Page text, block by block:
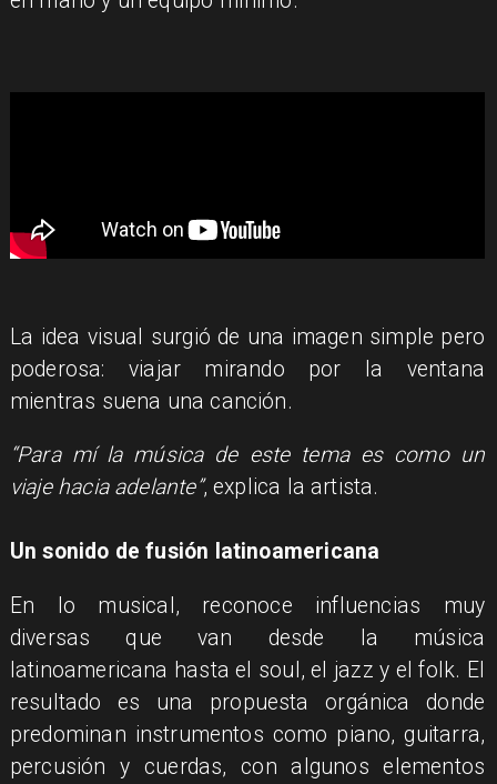
La idea visual surgió de una imagen simple pero
poderosa: viajar mirando por la ventana
mientras suena una canción.
“Para mí la música de este tema es como un
viaje hacia adelante”, explica la artista.
Un sonido de fusión latinoamericana
En lo musical, reconoce influencias muy
diversas que van desde la música
latinoamericana hasta el soul, el jazz y el folk. El
resultado es una propuesta orgánica donde
predominan instrumentos como piano, guitarra,
percusión y cuerdas, con algunos elementos